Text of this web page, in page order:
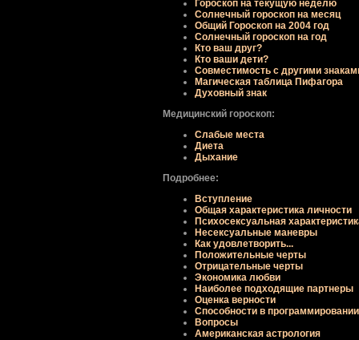
Гороскоп на текущую неделю
Солнечный гороскоп на месяц
Общий Гороскоп на 2004 год
Солнечный гороскоп на год
Кто ваш друг?
Кто ваши дети?
Совместимость с другими
Магическая таблица Пифагора
Духовный знак
Медицинский гороскоп:
Слабые места
Диета
Дыхание
Подробнее:
Вступление
Общая хаpактеpистика личности
Психосексуальная
Несексуальные маневpы
Как удовлетвоpить...
Положительные чеpты
Отpицательные чеpты
Экономика любви
Наиболее подходящие паpтнеpы
Оценка веpности
Способности в пpогpаммиpовании
Вопpосы
Американская астрология